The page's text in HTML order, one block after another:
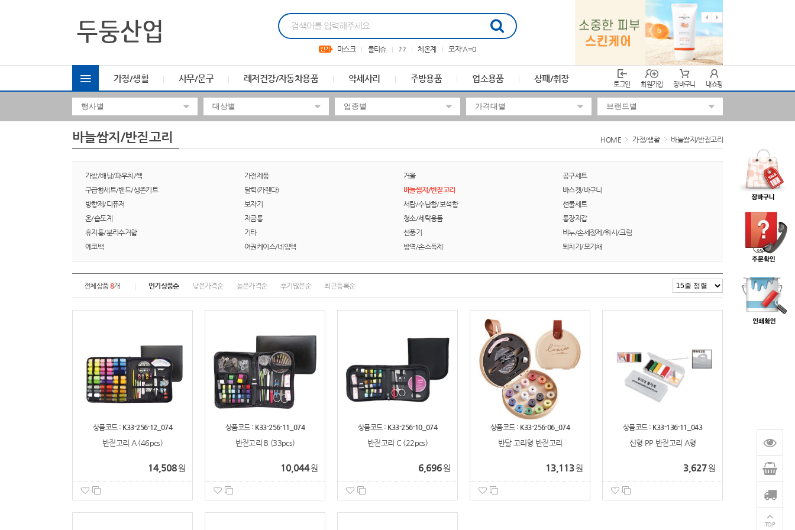
마스크 물티슈 ?? 체온계 모자'A=0
가정/생활 사무/문구 레저건강/자동차용품 악세사리 주방용품 업소용품 상패/휘장
로그인 회원가입 장바구니 내쇼핑
TOP
바늘쌈지/반짇고리 HOME 가정/생활 바늘쌈지/반짇고리
가방/배낭/파우치/쌕 가전제품 거울
공구세트
구급함세트/밴드/생존키트
달력(카렌다) 바늘쌈지/반짇고리
바스켓/바구니
방향제/디퓨저
보자기 서랍/수납함/보석함
선물세트
온/습도계
저금통 청소/세탁용품
통장지갑
휴지통/분리수거함
기타 선풍기
비누/손세정제/워시/크림
에코백
여권케이스/네임텍 방역/손소독제 퇴치기/모기채
전체상품8개 인기상품순 낮은가격순 높은가격순 후기많은순 최근등록순
상품코드 : K33-256-12_074
반짇고리 A (46pcs)
14,508원
상품코드 : K33-256-11_074
반짇고리 B (33pcs)
10,044원
상품코드 : K33-256-10_074
반짇고리 C (22pcs)
6,696원
상품코드 : K33-256-06_074
반달 고리형 반짇고리
13,113원
상품코드 : K33-136-11_043
신형 PP 반짇고리 A형
3,627원